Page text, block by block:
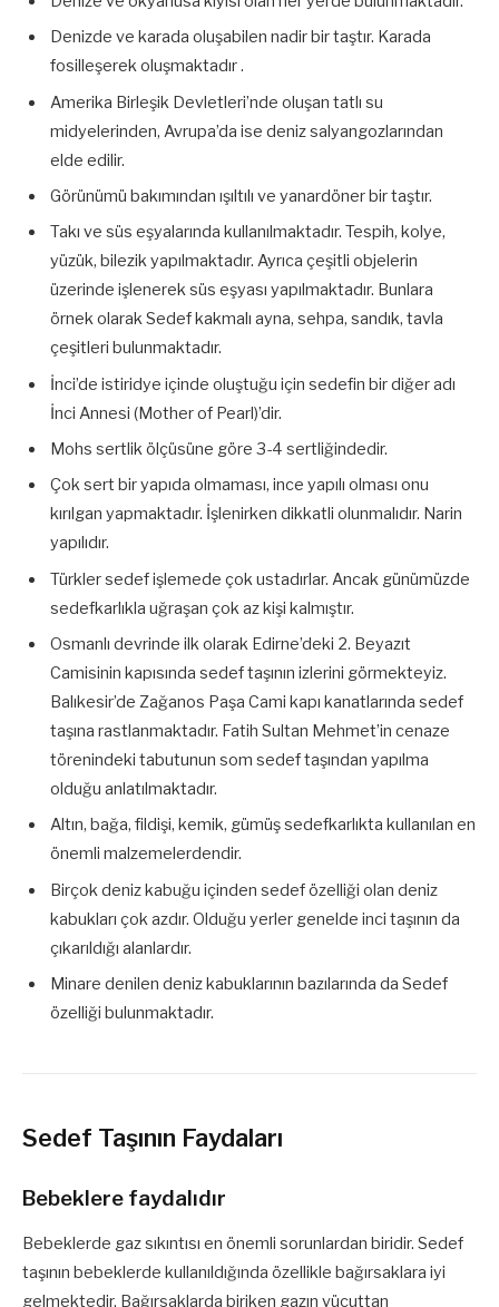
Denizde ve karada oluşabilen nadir bir taştır. Karada
fosilleşerek oluşmaktadır .
Amerika Birleşik Devletleri’nde oluşan tatlı su
midyelerinden, Avrupa’da ise deniz salyangozlarından
elde edilir.
Görünümü bakımından ışıltılı ve yanardöner bir taştır.
Takı ve süs eşyalarında kullanılmaktadır. Tespih, kolye,
yüzük, bilezik yapılmaktadır. Ayrıca çeşitli objelerin
üzerinde işlenerek süs eşyası yapılmaktadır. Bunlara
örnek olarak Sedef kakmalı ayna, sehpa, sandık, tavla
çeşitleri bulunmaktadır.
İnci’de istiridye içinde oluştuğu için sedefin bir diğer adı
İnci Annesi (Mother of Pearl)’dir.
Mohs sertlik ölçüsüne göre 3-4 sertliğindedir.
Çok sert bir yapıda olmaması, ince yapılı olması onu
kırılgan yapmaktadır. İşlenirken dikkatli olunmalıdır. Narin
yapılıdır.
Türkler sedef işlemede çok ustadırlar. Ancak günümüzde
sedefkarlıkla uğraşan çok az kişi kalmıştır.
Osmanlı devrinde ilk olarak Edirne’deki 2. Beyazıt
Camisinin kapısında sedef taşının izlerini görmekteyiz.
Balıkesir’de Zağanos Paşa Cami kapı kanatlarında sedef
taşına rastlanmaktadır. Fatih Sultan Mehmet’in cenaze
törenindeki tabutunun som sedef taşından yapılma
olduğu anlatılmaktadır.
Altın, bağa, fildişi, kemik, gümüş sedefkarlıkta kullanılan en
önemli malzemelerdendir.
Birçok deniz kabuğu içinden sedef özelliği olan deniz
kabukları çok azdır. Olduğu yerler genelde inci taşının da
çıkarıldığı alanlardır.
Minare denilen deniz kabuklarının bazılarında da Sedef
özelliği bulunmaktadır.
Sedef Taşının Faydaları
Bebeklere faydalıdır
Bebeklerde gaz sıkıntısı en önemli sorunlardan biridir. Sedef
taşının bebeklerde kullanıldığında özellikle bağırsaklara iyi
gelmektedir. Bağırsaklarda biriken gazın vücuttan